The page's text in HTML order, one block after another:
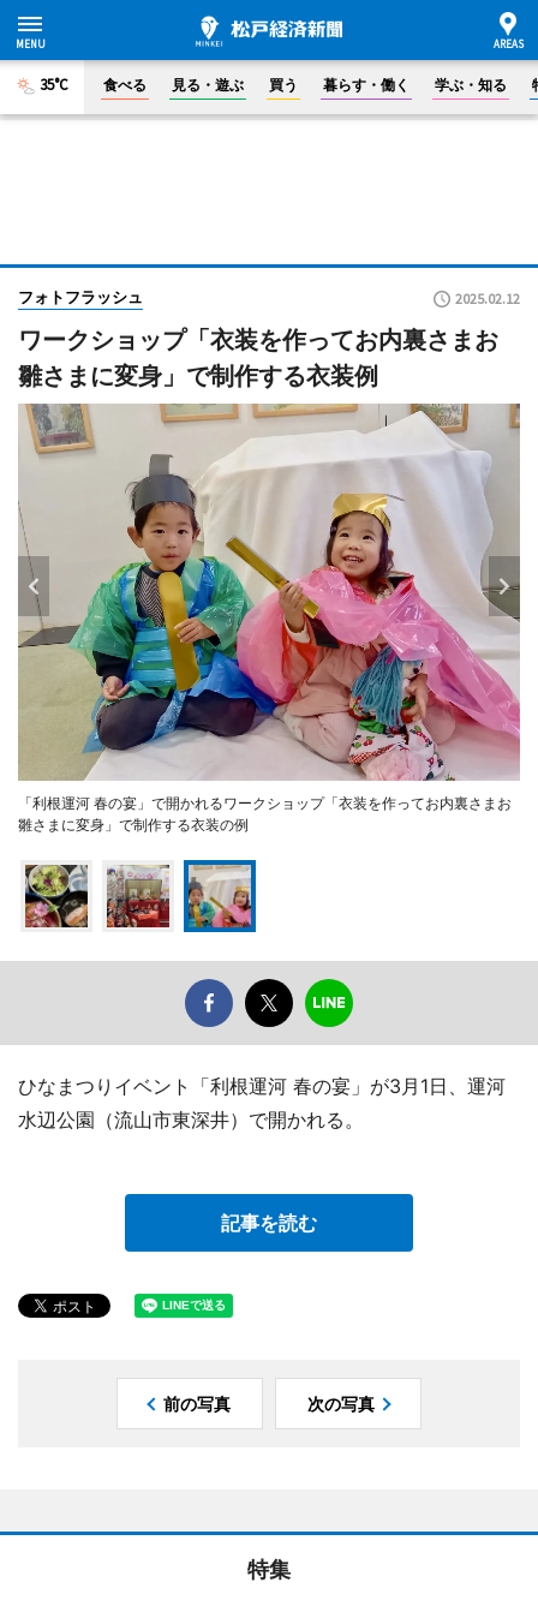
35°C 食べる 見る・遊ぶ 買う 暮らす・働く 学ぶ・知る
フォトフラッシュ 2025.02.12
ワークショップ「衣装を作ってお内裏さまお
雛さまに変身」で制作する衣装例
「利根運河 春の宴」で開かれるワークショップ「衣装を作ってお内裏さまお
雛さまに変身」で制作する衣装の例
ひなまつりイベント「利根運河 春の宴」が3月1日、運河
水辺公園（流山市東深井）で開かれる。
記事を読む
前の写真 次の写真
特集